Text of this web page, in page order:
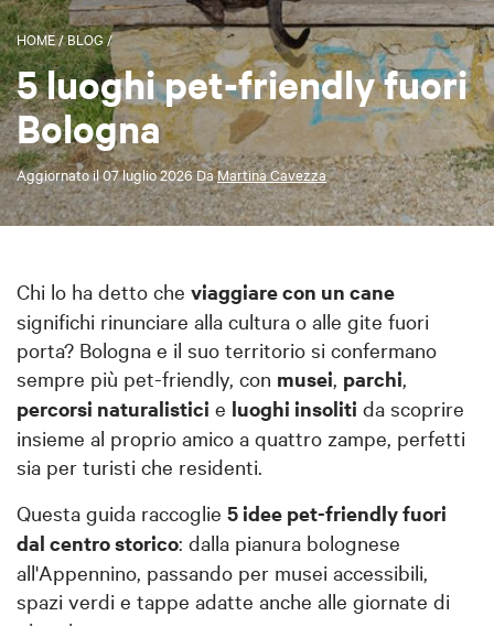
HOME/BLOG/
5 luoghi pet-friendly fuori
Bologna
Aggiornato il07 luglio 2026DaMartina Cavezza
Chi lo ha detto che viaggiare con un cane
significhi rinunciare alla cultura o alle gite fuori
porta? Bologna e il suo territorio si confermano
sempre più pet-friendly, con musei, parchi
percorsi naturalistici e luoghi insoliti da scoprire
insieme al proprio amico a quattro zampe, perfetti
sia per turisti che residenti.
Questa guida raccoglie 5 idee pet-friendly fuori
dal centro storico: dalla pianura bolognese
all'Appennino, passando per musei accessibili,
spazi verdi e tappe adatte anche alle giornate di